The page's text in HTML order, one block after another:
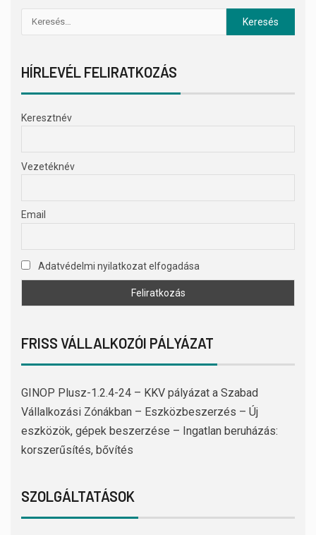
HÍRLEVÉL FELIRATKOZÁS
Keresztnév
Vezetéknév
Email
Adatvédelmi nyilatkozat elfogadása
FRISS VÁLLALKOZÓI PÁLYÁZAT
GINOP Plusz-1.2.4-24 – KKV pályázat a Szabad
Vállalkozási Zónákban – Eszközbeszerzés – Új
eszközök, gépek beszerzése – Ingatlan beruházás:
korszerűsítés, bővítés
SZOLGÁLTATÁSOK